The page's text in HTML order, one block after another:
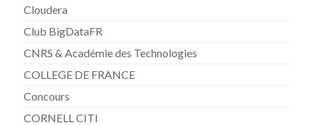
Cloudera
Club BigDataFR
CNRS & Académie des Technologies
COLLEGE DE FRANCE
Concours
CORNELL CITI